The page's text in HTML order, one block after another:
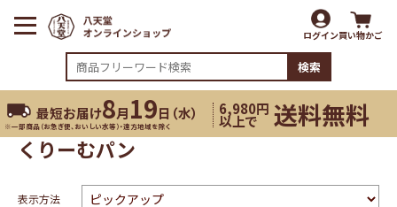
ログイン買い物かご
検索
最短お届け8月19日（水）
※一部商品（お急ぎ便、おいしい水等）・遠方地域を除く
6,980円
以上で 送料無料
くりーむパン
表示方法